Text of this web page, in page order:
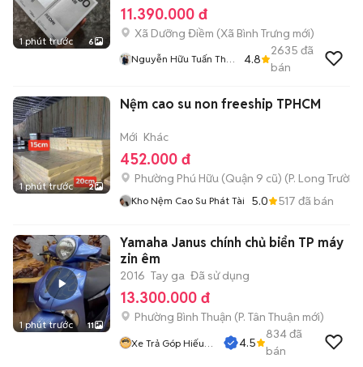
1 phút trước 6
11.390.000 đ
Xã Dưỡng Điềm (Xã Bình Trưng mới)
Nguyễn Hữu Tuấn Thu
4.8
2635 đã
bán
1 phút trước 2
Nệm cao su non freeship TPHCM
Mới Khác
452.000 đ
Phường Phú Hữu (Quận 9 cũ) (P. Long Trường
Kho Nệm Cao Su Phát Tài 5.0 517 đã bán
1 phút trước 11
Yamaha Janus chính chủ biển TP máy
zin êm
2016 Tay ga Đã sử dụng
13.300.000 đ
Phường Bình Thuận (P. Tân Thuận mới)
Xe Trả Góp Hiếu
4.5
834đã
bán